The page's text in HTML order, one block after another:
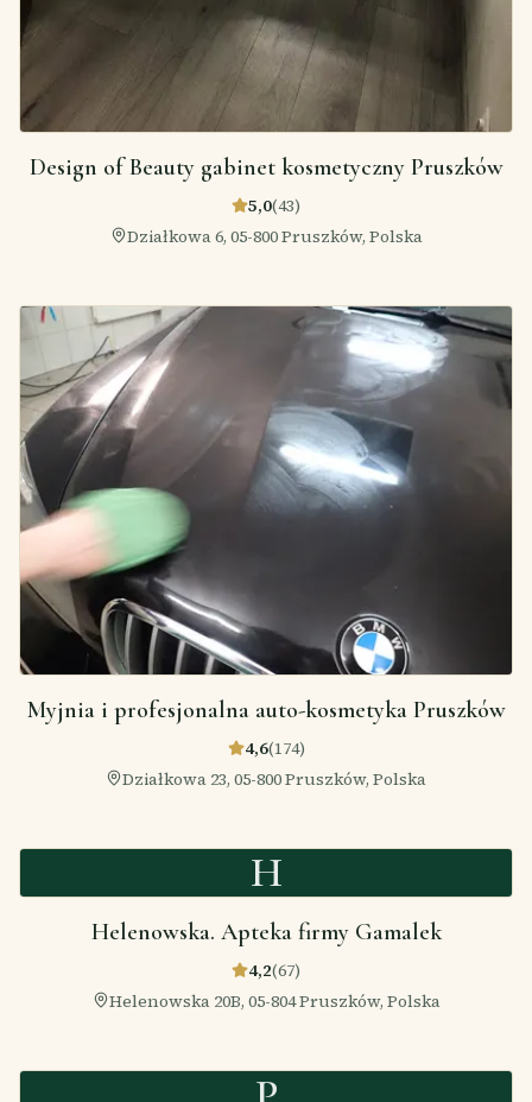
Design of Beauty gabinet kosmetyczny Pruszków
5,0(43)
Działkowa 6, 05-800 Pruszków, Polska
Myjnia i profesjonalna auto-kosmetyka Pruszków
4,6(174)
Działkowa 23, 05-800 Pruszków, Polska
H
Helenowska. Apteka firmy Gamalek
4,2(67)
Helenowska 20B, 05-804 Pruszków, Polska